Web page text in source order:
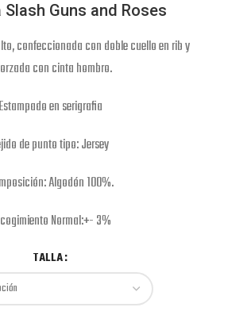
Slash Guns and Roses
confeccionada con doble cuello en rib y
con cinta hombro.
Estampado en serigrafia
de punto tipo: Jersey
Algodón 100%.
Normal:+- 3%
TALLA